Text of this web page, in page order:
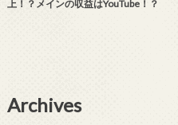
上！？メインの収益はYouTube！？
Archives